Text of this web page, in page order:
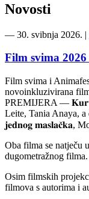
Novosti
― 30. svibnja 2026. |
Film svima 2026
Film svima i
novoinkluzivirana
PREMIJERA —
Leite, Tania Anaya,
𝐣𝐞𝐝𝐧𝐨𝐠 𝐦𝐚𝐬𝐥𝐚𝐜̌𝐤𝐚,
Oba filma se natječu
dugometražnog filma.
Osim filmskih
filmova s autorima i